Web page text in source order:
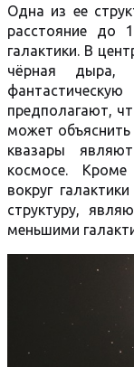
Одна из ее
расстояние до
галактики. В
чёрная дыра,
предполагают,
может объяснить
квазары
космосе.
вокруг
структуру,
меньшими